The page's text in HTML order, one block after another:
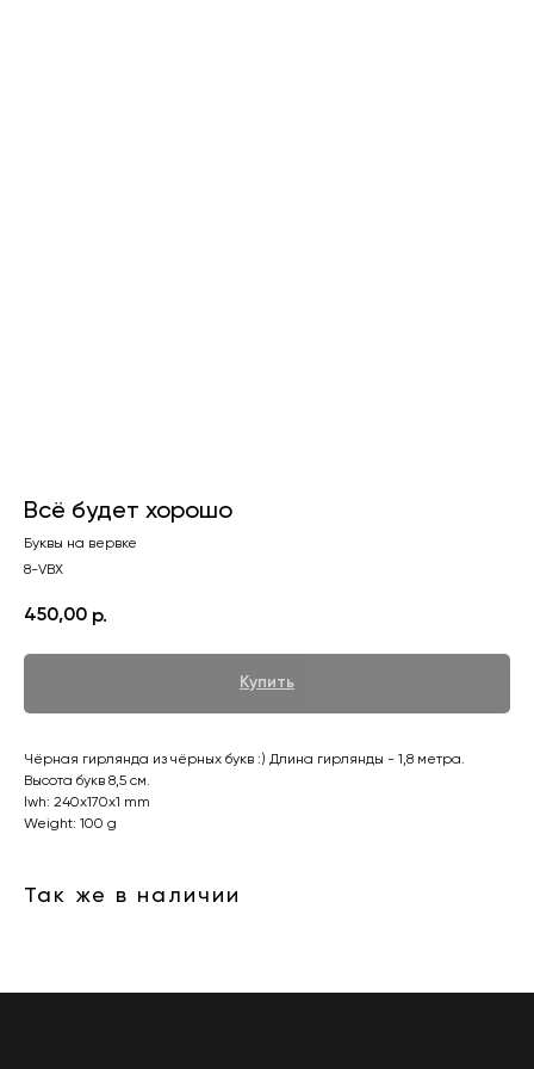
Всё будет хорошо
Буквы на вервке
8-VBX
450,00 р.
Купить
Чёрная гирлянда из чёрных букв :) Длина гирлянды - 1,8 метра.
Высота букв 8,5 см.
lwh: 240x170x1 mm
Weight: 100 g
Так же в наличии